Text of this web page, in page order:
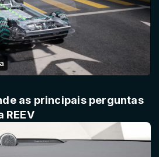
as principais perguntas
REEV